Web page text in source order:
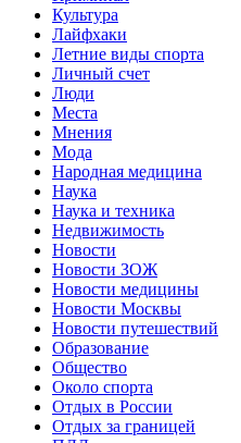
Культура
Лайфхаки
Летние виды спорта
Личный счет
Люди
Места
Мнения
Мода
Народная медицина
Наука
Наука и техника
Недвижимость
Новости
Новости ЗОЖ
Новости медицины
Новости Москвы
Новости путешествий
Образование
Общество
Около спорта
Отдых в России
Отдых за границей